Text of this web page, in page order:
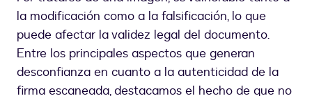
la modificación como a la falsificación, lo que
puede afectar la validez legal del documento.
Entre los principales aspectos que generan
desconfianza en cuanto a la autenticidad de la
firma escaneada, destacamos el hecho de que no